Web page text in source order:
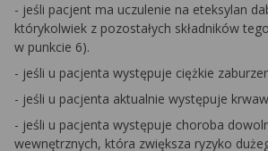
- jeśli pacjent ma uczulenie na eteksylan
którykolwiek z pozostałych składników
w punkcie 6).
- jeśli u pacjenta występuje ciężkie
- jeśli u pacjenta aktualnie występuje
- jeśli u pacjenta występuje choroba
wewnętrznych, która zwiększa ryzyko